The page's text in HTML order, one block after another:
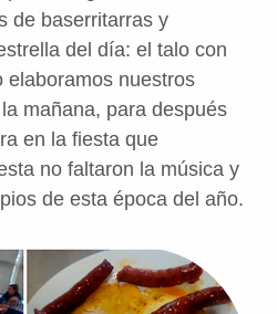
de baserritarras y
del día: el talo con
elaboramos nuestros
mañana, para después
en la fiesta que
no faltaron la música y
de esta época del año.